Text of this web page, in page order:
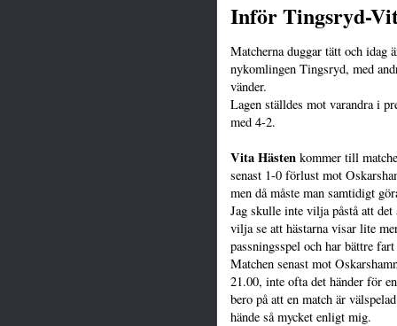
Inför Tingsryd-
Matcherna duggar tätt och idag
nykomlingen Tingsryd, med
vänder.
Lagen ställdes mot varandra i
med 4-2.
Vita Hästen kommer till
senast 1-0 förlust mot
men då måste man samtidigt
Jag skulle inte vilja påstå att
vilja se att hästarna visar lite
passningsspel och har bättre
Matchen senast mot
21.00, inte ofta det händer för
bero på att en match är
hände så mycket enligt mig.